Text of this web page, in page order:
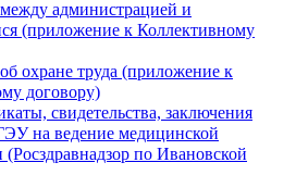
администрацией и
(приложение к Коллективному
охране труда (приложение к
договору)
свидетельства, заключения
на ведение медицинской
(Росздравнадзор по Ивановской